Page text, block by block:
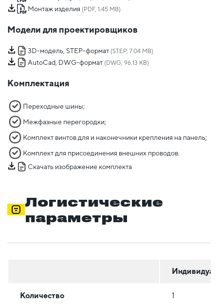
Монтаж изделия (PDF, 1.45 MB)
Модели для проектировщиков
3D-модель, STEP-формат (STEP, 7.04 MB)
AutoCad, DWG-формат (DWG, 96.13 KB)
Комплектация
Переходные шины;
Межфазные перегородки;
Комплект винтов для и наконечники крепления на панель;
Комплект для присоединения внешних проводов.
Скачать изображение комплекта
Логистические
параметры
Количество 1